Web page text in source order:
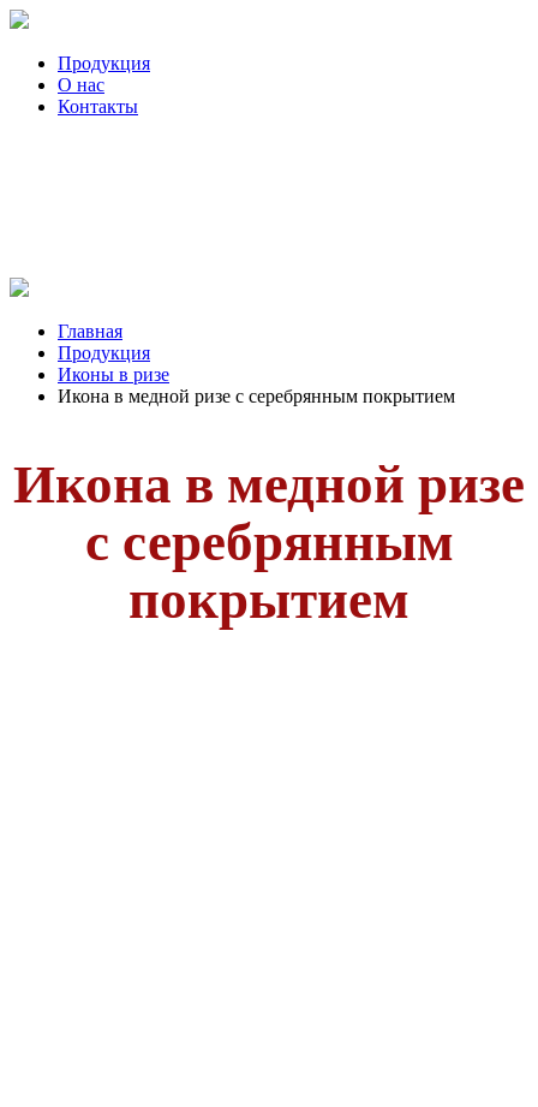
Продукция
О нас
Контакты
Главная
Продукция
Иконы в ризе
Икона в медной ризе с серебрянным покрытием
Икона в медной ризе
с серебрянным
покрытием